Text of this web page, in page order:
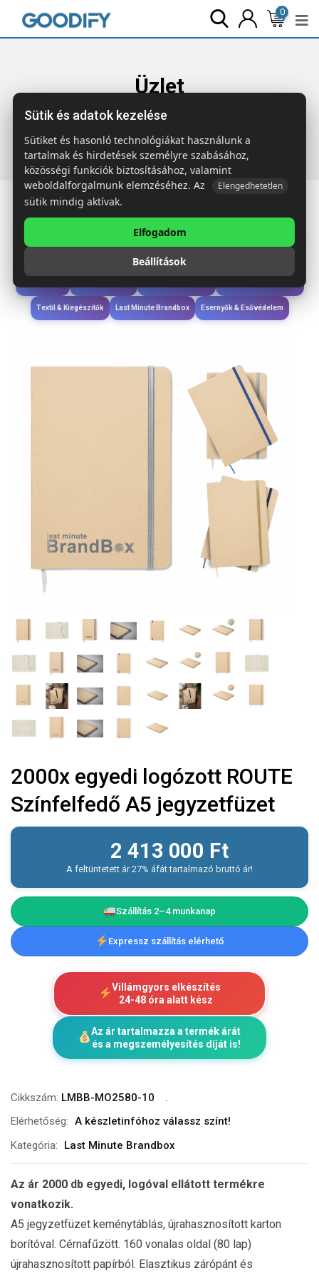
0
Üzlet
Főoldal Termékek Last Minute Brandbox
logózott ROUTE Színfelfedő A5 jegyzetfüzet
Étkezés & Ivás
Wellness & Ápolás
Textil & Kiegészítők Last Minute Brandbox Esernyők & Esővédelem
2000x egyedi logózott ROUTE
Színfelfedő A5 jegyzetfüzet
2 413 000 Ft
A feltüntetett ár 27% áfát tartalmazó bruttó ár!
Szállítás 2–4 munkanap
Expressz szállítás elérhető
Villámgyors elkészítés
24-48 óra alatt kész
Az ár tartalmazza a termék árát
és a megszemélyesítés díját is!
Cikkszám: LMBB-MO2580-10
Elérhetőség: A készletinfóhoz válassz színt!
Kategória:
Last Minute Brandbox
Az ár 2000 db egyedi, logóval ellátott termékre
vonatkozik.
A5 jegyzetfüzet keménytáblás, újrahasznosított karton
borítóval. Cérnafűzött. 160 vonalas oldal (80 lap)
újrahasznosított papírból. Elasztikus zárópánt és
Sütik és adatok kezelése
Sütiket és hasonló technológiákat használunk a
tartalmak és hirdetések személyre szabásához,
közösségi funkciók biztosításához, valamint
weboldalforgalmunk elemzéséhez. Az
Elengedhetetlen
sütik mindig aktívak.
Elfogadom
Beállítások